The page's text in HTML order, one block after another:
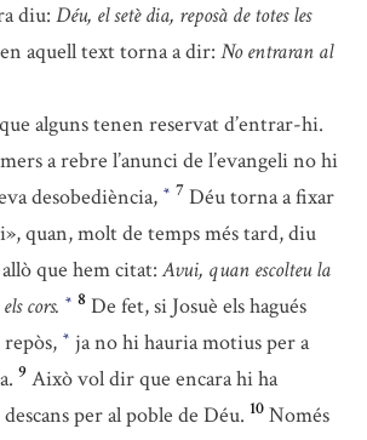
diu: Déu, el setè dia, reposà de totes les
aquell text torna a dir: No entraran al
alguns tenen reservat d’entrar-hi.
a rebre l’anunci de l’evangeli no hi
desobediència, * 7 Déu torna a fixar
quan, molt de temps més tard, diu
que hem citat:Avui, quan escolteu la
cors. * 8 De fet, si Josuè els hagués
* ja no hi hauria motius per a
9 Això vol dir que encara hi ha
per al poble de Déu. 10 Només